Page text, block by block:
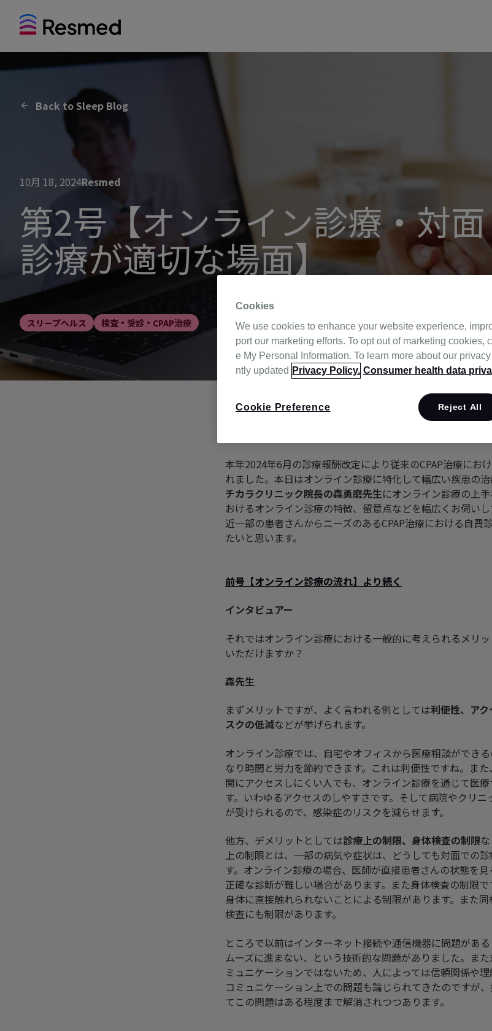
Back to Sleep Blog
10月 18, 2024Resmed
第2号【オンライン診療・対面
診療が適切な場面】
スリープヘルス 検査・受診・CPAP治療
本年2024年6月の診療報酬改定により従来のCPAP治療にお
れました。本日はオンライン診療に特化して幅広い疾患の
チカラクリニック院長の森勇磨先生にオンライン診療の上
おけるオンライン診療の特徴、留意点などを幅広くお伺い
近一部の患者さんからニーズのあるCPAP治療における自費
たいと思います。
前号 【オンライン診療の流れ】 より続く
インタビュアー
それではオンライン診療における一般的に考えられるメリ
いただけますか？
森先生
まずメリットですが、よく言われる例としては利便性、ア
スクの低減などが挙げられます。
オンライン診療では、自宅やオフィスから医療相談ができ
なり時間と労力を節約できます。これは利便性ですね。ま
関にアクセスしにくい人でも、オンライン診療を通じて医
す。いわゆるアクセスのしやすさです。そして病院やクリ
が受けられるので、感染症のリスクを減らせます。
他方、デメリットとしては診療上の制限、身体検査の制限
上の制限とは、一部の病気や症状は、どうしても対面での
す。オンライン診療の場合、医師が直接患者さんの状態を見
正確な診断が難しい場合があります。また身体検査の制限
身体に直接触れられないことによる制限があります。また
検査にも制限があります。
ところで以前はインターネット接続や通信機器に問題があ
ムーズに進まない、という技術的な問題がありました。ま
ミュニケーションではないため、人によっては信頼関係や
コミュニケーション上での問題も論じられてきたのですが
てこの問題はある程度まで解消されつつあります。
Cookies
We use cookies to enhance your website experience,
port our marketing efforts. To opt out of marketing cookies,
e My Personal Information. To learn more about our
ntly updated Privacy Policy. Consumer health data
Cookie Preference Reject All